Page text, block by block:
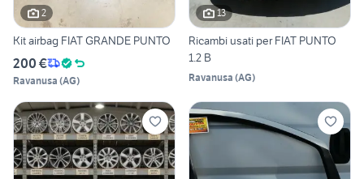
2
Kit airbag FIAT GRANDE PUNTO
200 €
Ravanusa (AG)
13
Ricambi usati per FIAT PUNTO
1.2 B
Ravanusa (AG)